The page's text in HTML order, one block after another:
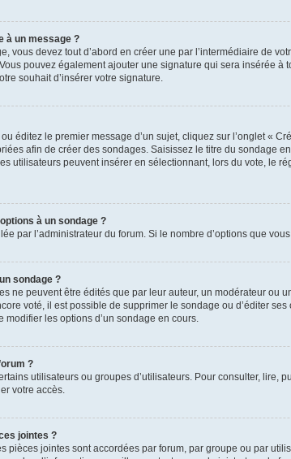
à un message ?
vous devez tout d’abord en créer une par l’intermédiaire de
pouvez également ajouter une signature qui sera insérée
souhait d’insérer votre signature.
éditez le premier message d’un sujet, cliquez sur l’onglet «
afin de créer des sondages. Saisissez le titre du
utilisateurs peuvent insérer en sélectionnant, lors du vote, le
à un sondage ?
par l’administrateur du forum. Si le nombre d’options que
sondage ?
ne peuvent être édités que par leur auteur, un modérateur
voté, il est possible de supprimer le sondage ou d’éditer
les options d’un sondage en cours.
?
utilisateurs ou groupes d’utilisateurs. Pour consulter,
votre accès.
jointes ?
pièces jointes sont accordées par forum, par groupe ou par